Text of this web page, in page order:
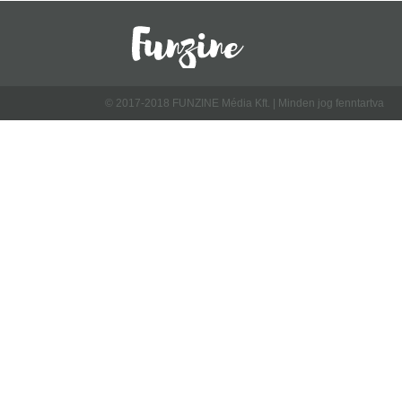
© 2017-2018 FUNZINE Média Kft. | Minden jog fenntartva